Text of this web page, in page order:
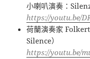
小喇叭演奏：
https://youtu.be/
荷蘭演奏家
Silence）
https://youtu.be/